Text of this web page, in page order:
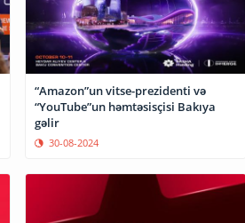
“Amazon”un vitse-prezidenti və
“YouTube”un həmtəsisçisi Bakıya
gəlir
30-08-2024